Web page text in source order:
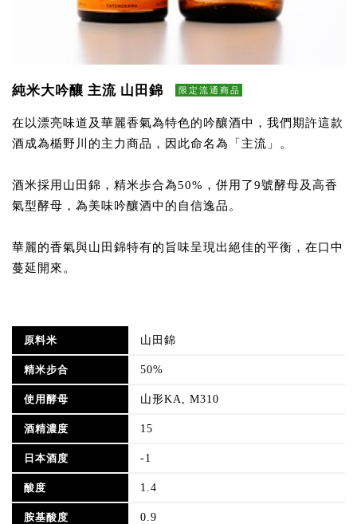
純米大吟釀 主流 山田錦 限定流通商品
在以漂亮味道及華麗香氣為特色的吟釀酒中，我們期許這款
酒成為楯野川的主力商品，因此命名為「主流」。
酒米採用山田錦，精米歩合為50%，併用了9號酵母及高香
氣型酵母，為美味吟釀酒中的自信逸品。
華麗的香氣與山田錦特有的旨味呈現出絕佳的平衡，在口中
蔓延開來。
原料米 山田錦
精米步合 50%
使用酵母 山形KA, M310
酒精濃度 15
日本酒度 -1
酸度 1.4
胺基酸度 0.9